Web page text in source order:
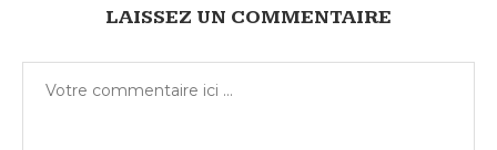
LAISSEZ UN COMMENTAIRE